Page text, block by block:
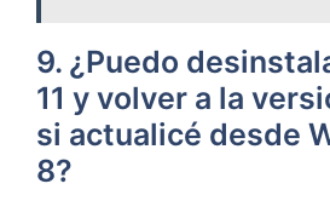
9. ¿Puedo
11 y volver a la
si actualicé desde
8?